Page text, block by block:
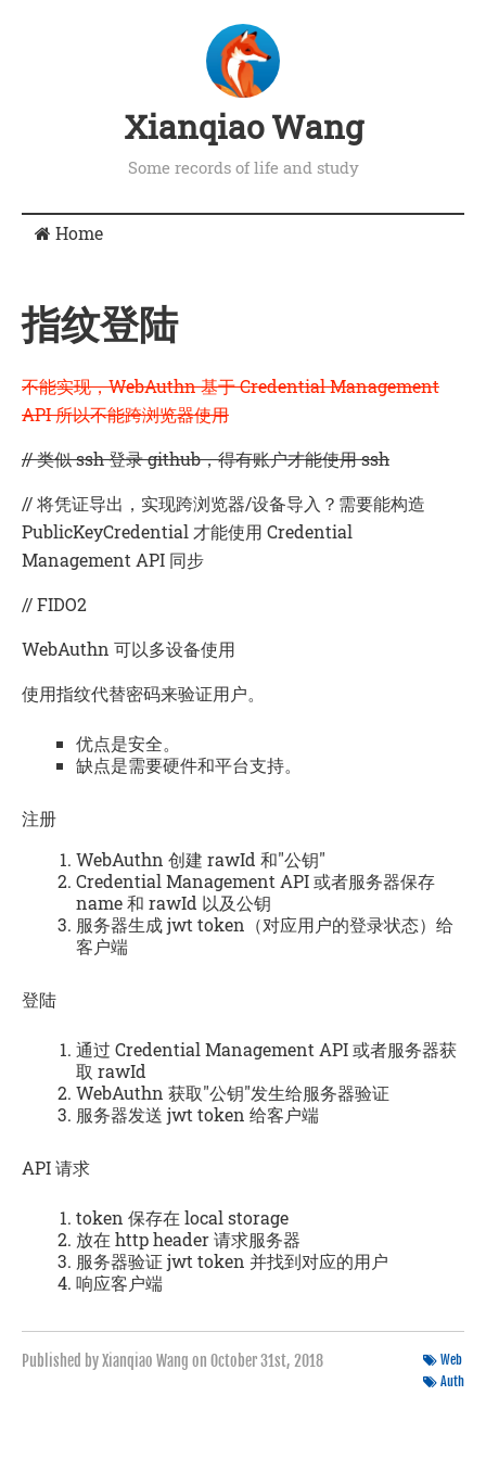
Xianqiao Wang
Some records of life and study
Home
指纹登陆
不能实现，WebAuthn 基于Credential Management
API所以不能跨浏览器使用
// 类似 ssh 登录 github，得有账户才能使用 ssh
// 将凭证导出，实现跨浏览器/设备导入？需要能构造
PublicKeyCredential 才能使用 Credential
Management API 同步
// FIDO2
WebAuthn 可以多设备使用
使用指纹代替密码来验证用户。
优点是安全。
缺点是需要硬件和平台支持。
注册
WebAuthn 创建 rawId 和"公钥"
Credential Management API 或者服务器保存
name 和 rawId 以及公钥
服务器生成 jwt token（对应用户的登录状态）给
客户端
登陆
通过 Credential Management API 或者服务器获
取 rawId
WebAuthn 获取"公钥"发生给服务器验证
服务器发送 jwt token 给客户端
API 请求
token 保存在 local storage
放在 http header 请求服务器
服务器验证 jwt token 并找到对应的用户
响应客户端
Published by Xianqiao Wang on October 31st, 2018
Web
Auth